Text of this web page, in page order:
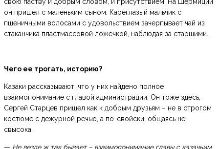
свою паству и добрым словом, и присутствием. На Шермиции
он пришел с маленьким сыном. Кареглазый мальчик с
пшеничными волосами с удовольствием зачерпывает чай из
стаканчика пластмассовой ложечкой, наблюдая за старшими.
Чего ее трогать, историю?
Казаки рассказывают, что у них найдено полное
взаимопонимание с главой администрации. Он тоже здесь,
Сергей Старцев пришел как к добрым друзьям – не в строгом
костюме с дежурной речью, а по-свойски, общаясь не
свысока.
— Не везде ж так бывает – взаимопонимание главы с казачьим